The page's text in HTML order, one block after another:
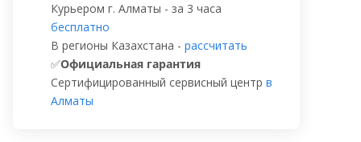
Курьером г. Алматы - за 3 часа
бесплатно
В регионы Казахстана - рассчитать
✅Официальная гарантия
Сертифицированный сервисный центр в
Алматы